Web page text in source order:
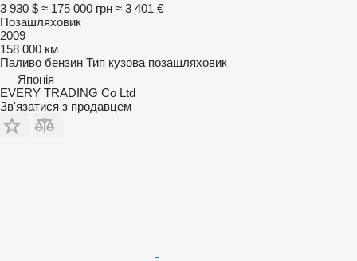
3 930 $ ≈ 175 000 грн ≈ 3 401 €
Позашляховик
2009
158 000 км
Паливо бензин Тип кузова позашляховик
Японія
EVERY TRADING Co Ltd
Зв'язатися з продавцем